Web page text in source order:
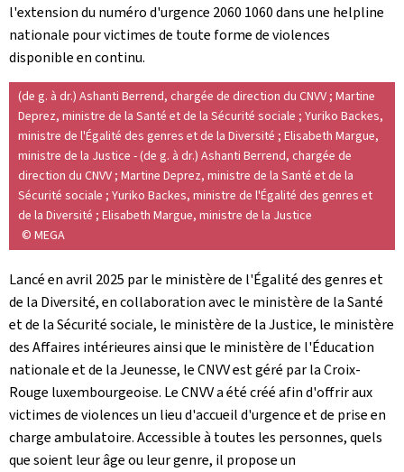
l'extension du numéro d'urgence 2060 1060 dans une helpline
nationale pour victimes de toute forme de violences
disponible en continu.
(de g. à dr.) Ashanti Berrend, chargée de direction du CNVV ; Martine
Deprez, ministre de la Santé et de la Sécurité sociale ; Yuriko Backes,
ministre de l'Égalité des genres et de la Diversité ; Elisabeth Margue,
ministre de la Justice - (de g. à dr.) Ashanti Berrend, chargée de
direction du CNVV ; Martine Deprez, ministre de la Santé et de la
Sécurité sociale ; Yuriko Backes, ministre de l'Égalité des genres et
de la Diversité ; Elisabeth Margue, ministre de la Justice
© MEGA
Lancé en avril 2025 par le ministère de l'Égalité des genres et
de la Diversité, en collaboration avec le ministère de la Santé
et de la Sécurité sociale, le ministère de la Justice, le ministère
des Affaires intérieures ainsi que le ministère de l'Éducation
nationale et de la Jeunesse, le CNVV est géré par la Croix-
Rouge luxembourgeoise. Le CNVV a été créé afin d'offrir aux
victimes de violences un lieu d'accueil d'urgence et de prise en
charge ambulatoire. Accessible à toutes les personnes, quels
que soient leur âge ou leur genre, il propose un